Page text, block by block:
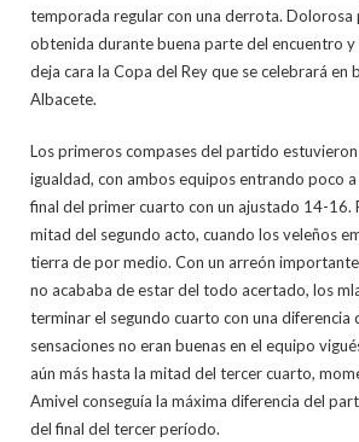
temporada regular con una derrota. Dolorosa
obtenida durante buena parte del encuentro y
deja cara la Copa del Rey que se celebrará en
Albacete.
Los primeros compases del partido
igualdad, con ambos equipos entrando poco
final del primer cuarto con un ajustado 14-16.
mitad del segundo acto, cuando los veleños
tierra de por medio. Con un arreón
no acababa de estar del todo acertado, los
terminar el segundo cuarto con una diferencia
sensaciones no eran buenas en el equipo
aún más hasta la mitad del tercer cuarto,
Amivel conseguía la máxima diferencia del
del final del tercer período.